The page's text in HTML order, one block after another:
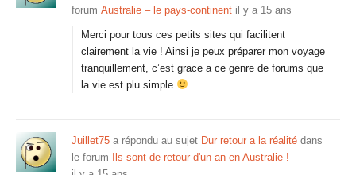
forum Australie – le pays-continent il y a 15 ans
Merci pour tous ces petits sites qui facilitent
clairement la vie ! Ainsi je peux préparer mon voyage
tranquillement, c’est grace a ce genre de forums que
la vie est plu simple
Juillet75 a répondu au sujet Dur retour a la réalité dans
le forum
Ils sont de retour d'un an en Australie !